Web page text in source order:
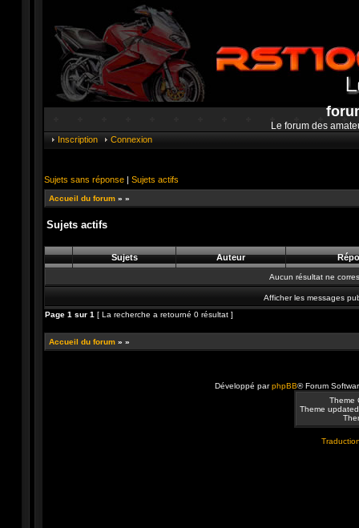
Le forum des
Inscription Connexion
Sujets sans réponse | Sujets actifs
Accueil du forum » »
Sujets actifs
Sujets Auteur
Aucun résultat ne
Afficher les messages
Page 1 sur 1 [ La recherche a retourné 0 résultat ]
Accueil du forum » »
Développé parphpBB® Forum
Theme
Theme